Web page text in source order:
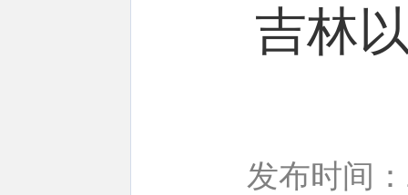
吉林
发布时间